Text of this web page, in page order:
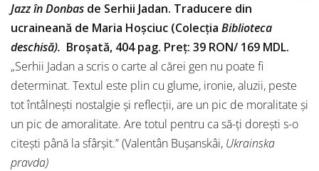
Jazz în Donbas de Serhii Jadan. Traducere din
ucraineană de Maria Hoșciuc (Colecția Biblioteca
deschisă). Broșată, 404 pag. Preț: 39 RON/ 169 MDL.
„Serhii Jadan a scris o carte al cărei gen nu poate fi
determinat. Textul este plin cu glume, ironie, aluzii, peste
tot întâlneşti nostalgie şi reflecţii, are un pic de moralitate şi
un pic de amoralitate. Are totul pentru ca să-ţi doreşti s-o
citeşti până la sfârşit.” (Valentân Bușanskâi, Ukrainska
pravda)